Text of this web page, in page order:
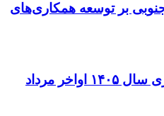
جنوبی بر توسعه همکاری‌های
نتایج نهایی آزمون دکتری سال ۱۴۰۵ اواخر مرداد